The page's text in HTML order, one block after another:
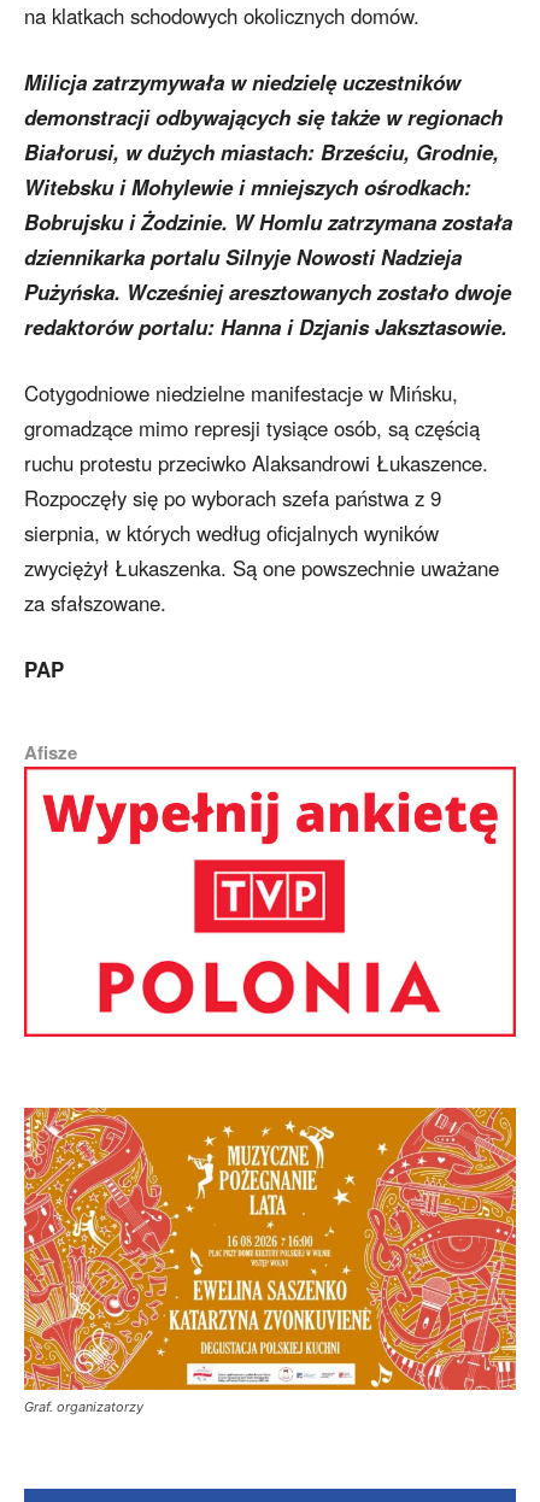
na klatkach schodowych okolicznych domów.
Milicja zatrzymywała w niedzielę uczestników
demonstracji odbywających się także w regionach
Białorusi, w dużych miastach: Brześciu, Grodnie,
Witebsku i Mohylewie i mniejszych ośrodkach:
Bobrujsku i Żodzinie. W Homlu zatrzymana została
dziennikarka portalu Silnyje Nowosti Nadzieja
Pużyńska. Wcześniej aresztowanych zostało dwoje
redaktorów portalu: Hanna i Dzjanis Jaksztasowie.
Cotygodniowe niedzielne manifestacje w Mińsku,
gromadzące mimo represji tysiące osób, są częścią
ruchu protestu przeciwko Alaksandrowi Łukaszence.
Rozpoczęły się po wyborach szefa państwa z 9
sierpnia, w których według oficjalnych wyników
zwyciężył Łukaszenka. Są one powszechnie uważane
za sfałszowane.
PAP
Afisze
Graf. organizatorzy